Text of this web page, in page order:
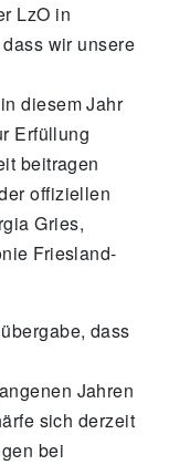
LzO in
wir unsere
diesem Jahr
Erfüllung
beitragen
offiziellen
Gries,
Friesland-
dass
Jahren
sich derzeit
bei